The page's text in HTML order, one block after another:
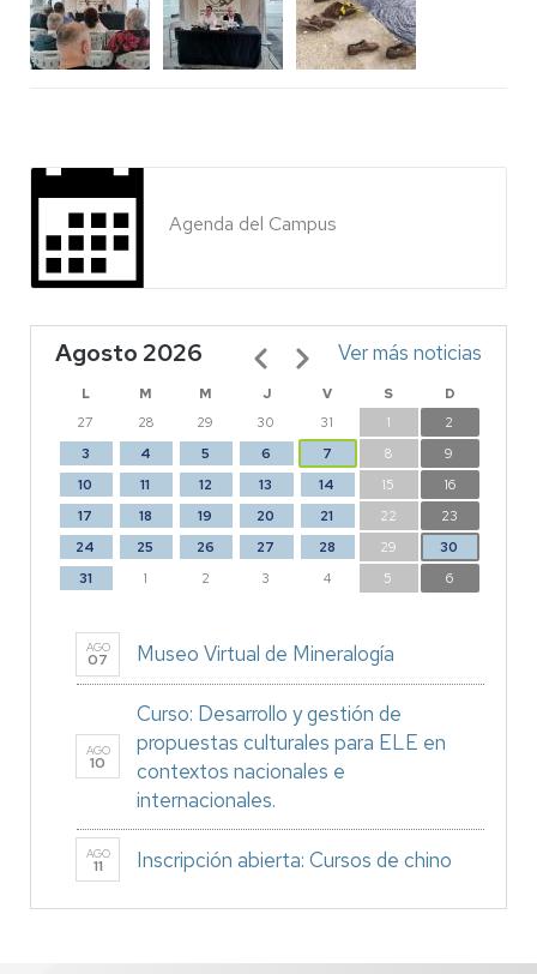
Agenda del Campus
Agosto 2026
L M M J V S
D
27
28 29 30 31 1
2
3
4 5 6 7 8
9
10
11 12 13 14 15
16
17
18 19 20 21 22
23
24
25 26 27 28 29
30
31
1 2 3 4 5 6
Paginación Ver más noticias
AGO
07 Museo Virtual de Mineralogía
AGO
10
Curso: Desarrollo y gestión de
propuestas culturales para ELE en
contextos nacionales e
internacionales.
AGO
11 Inscripción abierta: Cursos de chino